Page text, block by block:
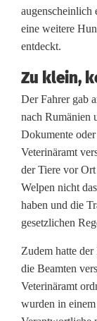
n
t
r
a
n
s
p
o
r
t
g
e
augenscheinlich
eine weitere
entdeckt.
Zu klein,
Der Fahrer gab
nach Rumänien
Dokumente
Veterinäramt
der Tiere vor
Welpen nicht
haben und die
gesetzlichen
Zudem hatte
die Beamten
Veterinäramt
wurden in